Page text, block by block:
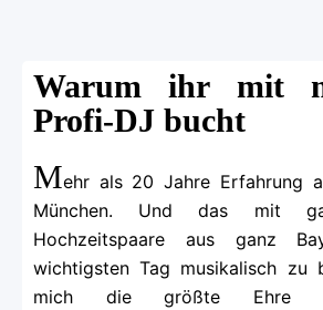
Warum ihr mit
Profi-DJ bucht
Mehr als 20 Jahre Erfahrung
München. Und das mit
Hochzeitspaare aus ganz
wichtigsten Tag musikalisch zu
mich die größte Ehre